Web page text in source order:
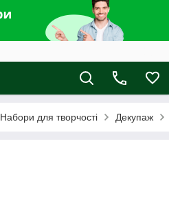
Набори для творчості Декупаж